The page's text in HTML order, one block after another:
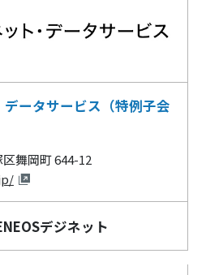
ータサービス（特例子会
舞岡町 644-12
デジネット